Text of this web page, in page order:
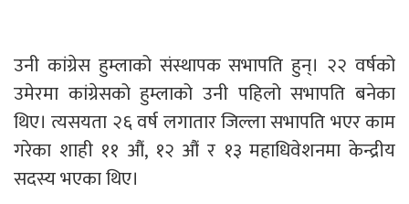
उनी कांग्रेस हुम्लाको संस्थापक सभापति हुन्। २२ वर्षको
उमेरमा कांग्रेसको हुम्लाको उनी पहिलो सभापति बनेका
थिए। त्यसयता २६ वर्ष लगातार जिल्ला सभापति भएर काम
गरेका शाही ११ औं, १२ औं र १३ महाधिवेशनमा केन्द्रीय
सदस्य भएका थिए।